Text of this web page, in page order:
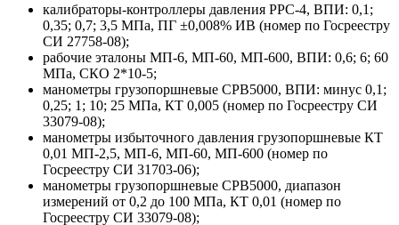
калибраторы-контроллеры давления PPC-4, ВПИ: 0,1;
0,35; 0,7; 3,5 МПа, ПГ ±0,008% ИВ (номер по Госреестру
СИ 27758-08);
рабочие эталоны МП-6, МП-60, МП-600, ВПИ: 0,6; 6; 60
МПа, СКО 2*10-5;
манометры грузопоршневые СРВ5000, ВПИ: минус 0,1;
0,25; 1; 10; 25 МПа, КТ 0,005 (номер по Госреестру СИ
33079-08);
манометры избыточного давления грузопоршневые КТ
0,01 МП-2,5, МП-6, МП-60, МП-600 (номер по
Госреестру СИ 31703-06);
манометры грузопоршневые СРВ5000, диапазон
измерений от 0,2 до 100 МПа, КТ 0,01 (номер по
Госреестру СИ 33079-08);